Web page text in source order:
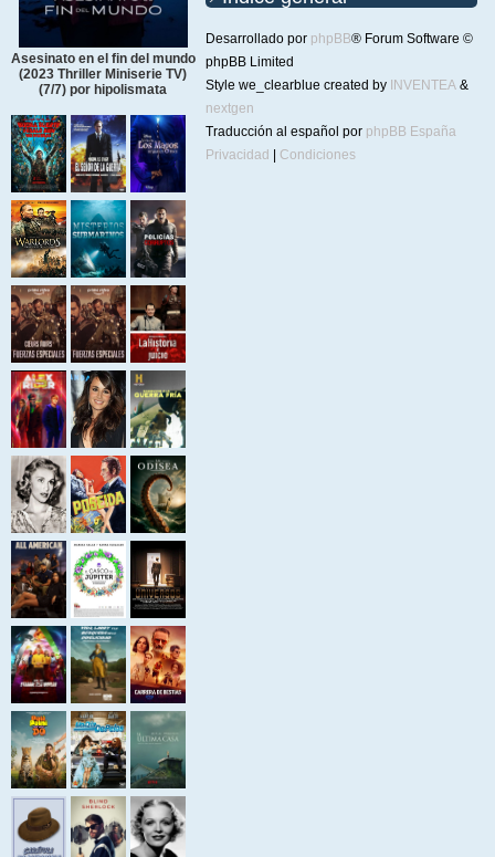
Asesinato en el fin del mundo
(2023 Thriller Miniserie TV)
(7/7) por hipolismata
Desarrollado por phpBB® Forum Software ©
phpBB Limited
Style we_clearblue created by INVENTEA &
nextgen
Traducción al español por phpBB España
Privacidad | Condiciones